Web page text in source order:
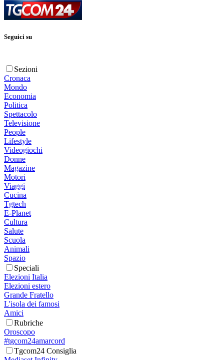
Seguici su
Sezioni
Cronaca
Mondo
Economia
Politica
Spettacolo
Televisione
People
Lifestyle
Videogiochi
Donne
Magazine
Motori
Viaggi
Cucina
Tgtech
E-Planet
Cultura
Salute
Scuola
Animali
Spazio
Speciali
Elezioni Italia
Elezioni estero
Grande Fratello
L'isola dei famosi
Amici
Rubriche
Oroscopo
#tgcom24amarcord
Tgcom24 Consiglia